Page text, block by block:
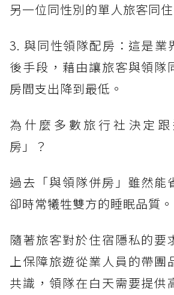
另一位同性別的單人旅客同住
3. 與同性領隊配房：這是業
後手段，藉由讓旅客與領隊
房間支出降到最低。
為什麼多數旅行社決定
房」？
過去「與領隊併房」雖然能
卻時常犧牲雙方的睡眠品質。
隨著旅客對於住宿隱私的要
上保障旅遊從業人員的帶團
共識，領隊在白天需要提供